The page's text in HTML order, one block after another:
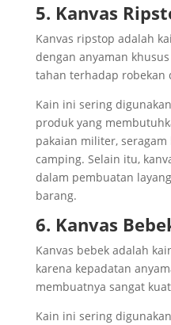
5. Kanvas
Kanvas ripstop adalah
dengan anyaman
tahan terhadap robekan
Kain ini sering
produk yang
pakaian militer,
camping. Selain itu,
dalam pembuatan
barang.
6. Kanvas
Kanvas bebek adalah
karena kepadatan
membuatnya sangat
Kain ini sering